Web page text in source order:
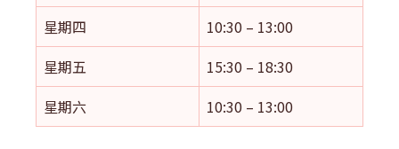
星期四
10:30 – 13:00
星期五
15:30 – 18:30
星期六
10:30 – 13:00